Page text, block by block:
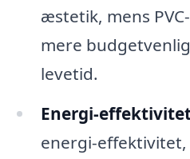
æstetik, mens
mere
levetid.
Energi-
energi-